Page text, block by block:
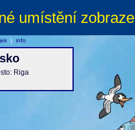
umístění
Riga
| info